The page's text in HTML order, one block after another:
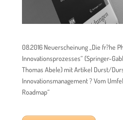
08.2016 Neuerscheinung „Die fr?he
Innovationsprozesses“ (Springer-
Thomas Abele) mit Artikel Durst/
Innovationsmanagement ? Vom
Roadmap“